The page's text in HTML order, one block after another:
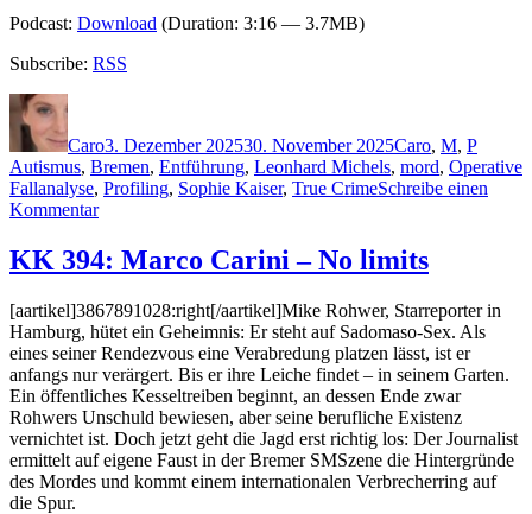
Podcast: Download (Duration: 3:16 — 3.7MB)
Subscribe: RSS
Autor
Caro3. Dezember 202530. November 2025Caro, M, P
Autismus, Bremen, Entführung, Leonhard Michels, mord, Operative
Fallanalyse, Profiling, Sophie Kaiser, True CrimeSchreibe einen
Kommentarzu
Axel
Petermann
Petra
Mattfeldt
–
Im
Kopf
des
Bösen.
Der
Happy
KK 394: Marco Carini – No limits
[aartikel]3867891028:right[/aartikel]Mike Rohwer, Starreporter in
Hamburg, hütet ein Geheimnis: Er steht auf Sadomaso-Sex. Als
eines seiner Rendezvous eine Verabredung platzen lässt, ist er
anfangs nur verärgert. Bis er ihre Leiche findet – in seinem Garten.
Ein öffentliches Kesseltreiben beginnt, an dessen Ende zwar
Rohwers Unschuld bewiesen, aber seine berufliche Existenz
vernichtet ist. Doch jetzt geht die Jagd erst richtig los: Der Journalist
ermittelt auf eigene Faust in der Bremer SMSzene die Hintergründe
des Mordes und kommt einem internationalen Verbrecherring auf
die Spur.